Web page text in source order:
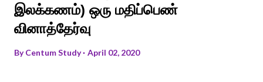
இலக்கணம்) ஒரு மதிப்பெண்
வினாத்தேர்வு
ByCentum Study April 02, 2020